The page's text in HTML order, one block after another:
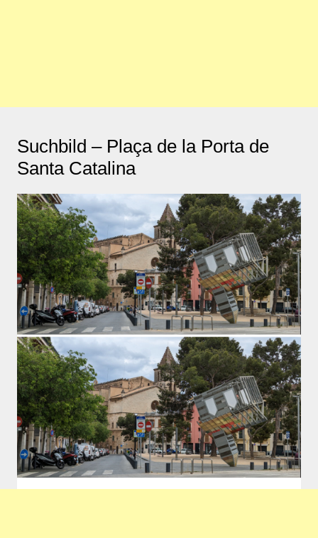
Suchbild – Plaça de la Porta de
Santa Catalina